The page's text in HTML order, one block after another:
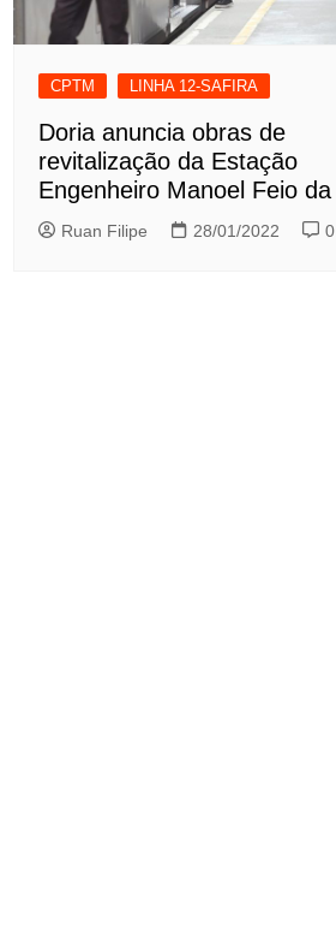
CPTM LINHA 12-SAFIRA
Doria anuncia obras de
revitalização da Estação
Engenheiro Manoel Feio da
Ruan Filipe 28/01/2022 0